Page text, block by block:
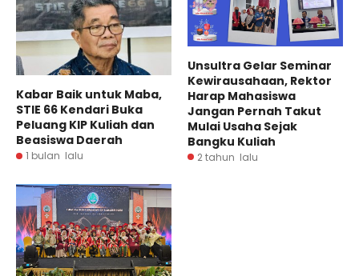
Kabar Baik untuk Maba,
STIE 66 Kendari Buka
Peluang KIP Kuliah dan
Beasiswa Daerah
1 bulan lalu
Unsultra Gelar Seminar
Kewirausahaan, Rektor
Harap Mahasiswa
Jangan Pernah Takut
Mulai Usaha Sejak
Bangku Kuliah
2 tahun lalu